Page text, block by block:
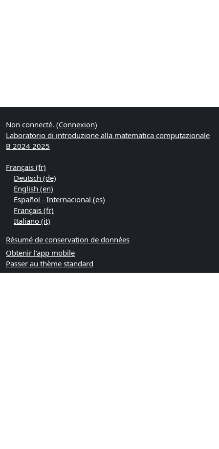
Non connecté. (Connexion)
Laboratorio di introduzione alla matematica computazionale
B 2024 2025
Français ‎(fr)‎
Deutsch ‎(de)‎
English ‎(en)‎
Español - Internacional ‎(es)‎
Français ‎(fr)‎
Italiano ‎(it)‎
Résumé de conservation de données
Obtenir l’app mobile
Passer au thème standard